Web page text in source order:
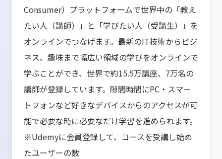
Consumer）プラットフォームで世界中の「教え
たい人（講師）」と「学びたい人（受講生）」を
オンラインでつなげます。最新のIT技術からビジ
ネス、趣味まで幅広い領域の学びをオンラインで
学ぶことができ、世界で約15.5万講座、7万名の
講師が登録しています。隙間時間にPC・スマー
トフォンなど好きなデバイスからのアクセスが可
能で必要な時に必要なだけ学習を進められます。
※Udemyに会員登録して、コースを受講し始め
たユーザーの数